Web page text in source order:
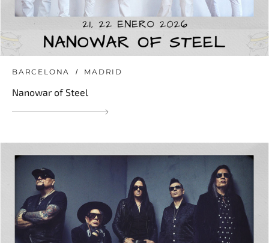
BARCELONA MADRID
Nanowar of Steel